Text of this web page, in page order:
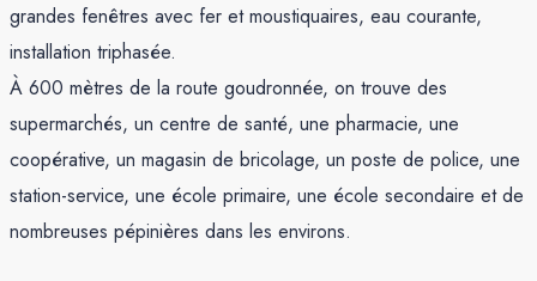
grandes fenêtres avec fer et moustiquaires, eau courante,
installation triphasée.
À 600 mètres de la route goudronnée, on trouve des
supermarchés, un centre de santé, une pharmacie, une
coopérative, un magasin de bricolage, un poste de police, une
station-service, une école primaire, une école secondaire et de
nombreuses pépinières dans les environs.